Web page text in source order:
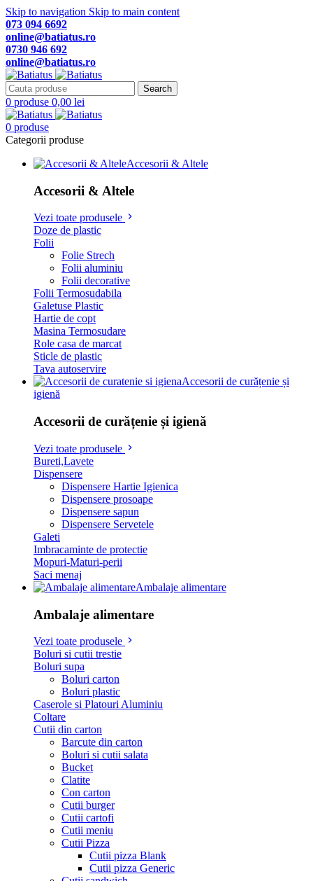
Skip to navigation Skip to main content
073 094 6692
online@batiatus.ro
0730 946 692
online@batiatus.ro
Search
0 produse 0,00 lei
0 produse
Categorii produse
Accesorii & Altele
Accesorii & Altele
Vezi toate produsele
Doze de plastic
Folii
Folie Strech
Folii aluminiu
Folii decorative
Folii Termosudabila
Galetuse Plastic
Hartie de copt
Masina Termosudare
Role casa de marcat
Sticle de plastic
Tava autoservire
Accesorii de curățenie și
igienă
Accesorii de curățenie și igienă
Vezi toate produsele
Bureti,Lavete
Dispensere
Dispensere Hartie Igienica
Dispensere prosoape
Dispensere sapun
Dispensere Servetele
Galeti
Imbracaminte de protectie
Mopuri-Maturi-perii
Saci menaj
Ambalaje alimentare
Ambalaje alimentare
Vezi toate produsele
Boluri si cutii trestie
Boluri supa
Boluri carton
Boluri plastic
Caserole si Platouri Aluminiu
Coltare
Cutii din carton
Barcute din carton
Boluri si cutii salata
Bucket
Clatite
Con carton
Cutii burger
Cutii cartofi
Cutii meniu
Cutii Pizza
Cutii pizza Blank
Cutii pizza Generic